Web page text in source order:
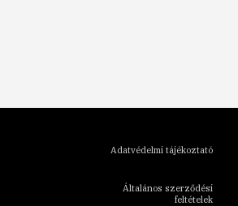
Adatvédelmi tájékoztató
Általános szerződési
feltételek